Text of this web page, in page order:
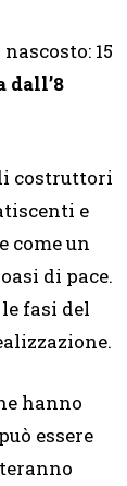
15
dall’8
costruttori
e
come un
di pace.
fasi del
hanno
essere